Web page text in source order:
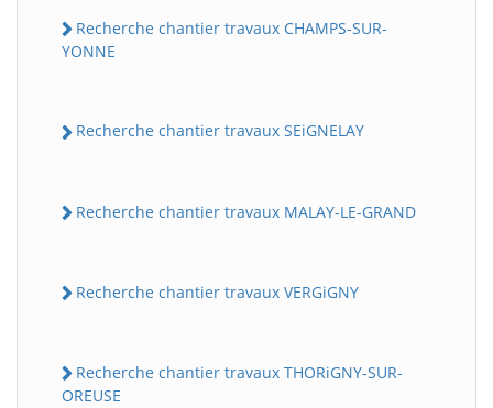
Recherche chantier travaux CHAMPS-SUR-
YONNE
Recherche chantier travaux SEiGNELAY
Recherche chantier travaux MALAY-LE-GRAND
Recherche chantier travaux VERGiGNY
Recherche chantier travaux THORiGNY-SUR-
OREUSE